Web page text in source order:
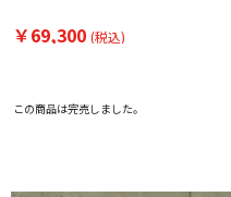
￥69,300 (税込)
この商品は完売しました。